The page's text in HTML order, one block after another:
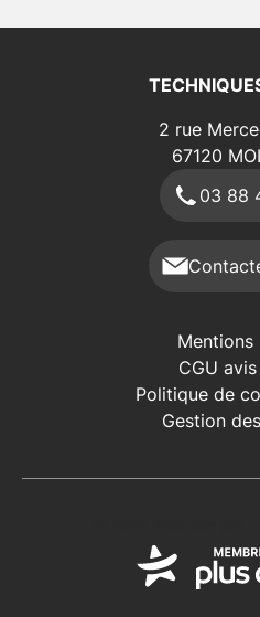
2 rue
67120
03 88
Mentions
CGU
Politique de
Gestion